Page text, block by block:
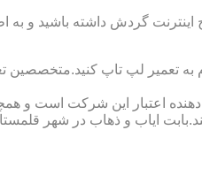
اینترنت گردش داشته باشید و
به تعمیر لپ تاپ
ایاب و ذهاب در شهر